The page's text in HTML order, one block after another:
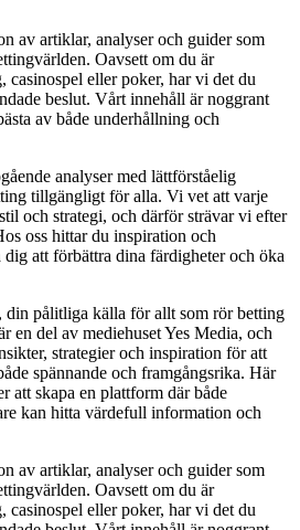
av artiklar, analyser och guider som
Oavsett om du är
casinospel eller poker, har vi det du
beslut. Vårt innehåll är noggrant
av både underhållning och
analyser med lättförståelig
tillgängligt för alla. Vi vet att varje
och strategi, och därför strävar vi efter
oss hittar du inspiration och
att förbättra dina färdigheter och öka
pålitliga källa för allt som rör betting
en del av mediehuset Yes Media, och
strategier och inspiration för att
spännande och framgångsrika. Här
att skapa en plattform där både
kan hitta värdefull information och
av artiklar, analyser och guider som
Oavsett om du är
casinospel eller poker, har vi det du